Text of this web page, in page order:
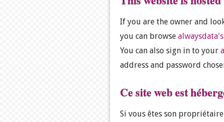
If you are the owner and
you can browse
You can also sign in to your
address and password
Ce site web est
Si vous êtes son